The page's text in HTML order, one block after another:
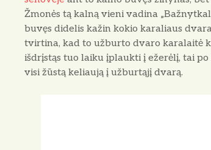
Žmonės tą kalną vieni vadina
buvęs didelis kažin kokio karaliaus
tvirtina, kad to užburto dvaro karalaitė
išdrįstąs tuo laiku įplaukti į ežerėlį, tai
visi žūstą keliaują į užburtąjį dvarą.